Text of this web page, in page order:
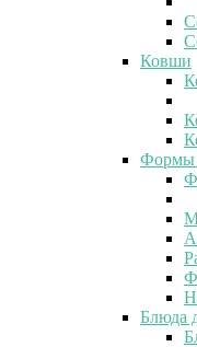
Ковши
Формы
Блюда